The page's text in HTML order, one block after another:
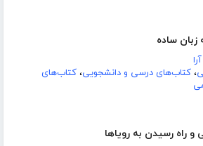
زبان ساده
، کتاب‌های درسی و دانشجویی، کتاب‌های
و راه رسیدن به رویاها